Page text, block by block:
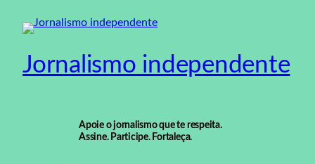
para
conteúdo
Jornalismo independente
Apoie o jornalismo que te respeita.
Assine. Participe. Fortaleça.